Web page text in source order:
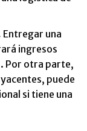
Entregar una
ingresos
Por otra parte,
puede
si tiene una